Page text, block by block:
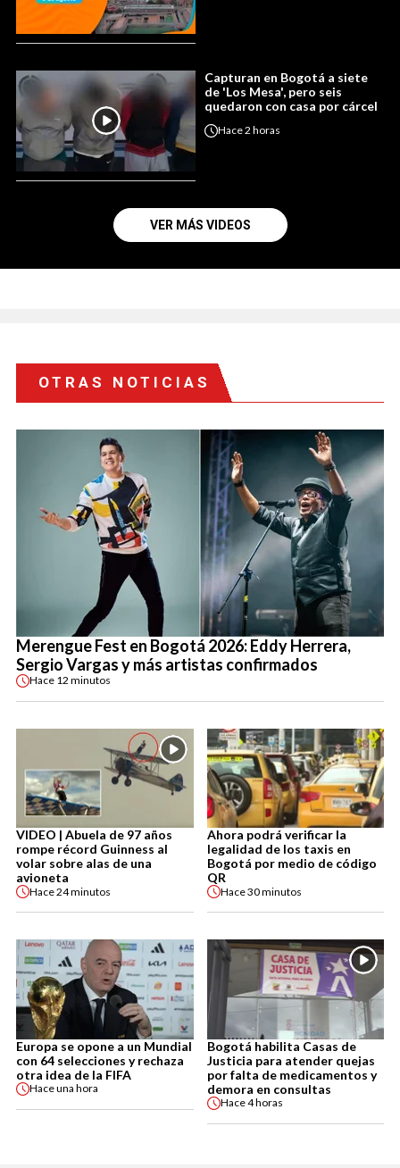
Capturan en Bogotá a siete
de 'Los Mesa', pero seis
quedaron con casa por cárcel
Hace2 horas
VER MÁS VIDEOS
OTRAS NOTICIAS
Merengue Fest en Bogotá 2026: Eddy Herrera,
Sergio Vargas y más artistas confirmados
Hace 12 minutos
VIDEO | Abuela de 97 años
rompe récord Guinness al
volar sobre alas de una
avioneta
Hace24 minutos
Ahora podrá verificar la
legalidad de los taxis en
Bogotá por medio de código
QR
Hace30 minutos
Europa se opone a un Mundial
con 64 selecciones y rechaza
otra idea de la FIFA
Haceuna hora
Bogotá habilita Casas de
Justicia para atender quejas
por falta de medicamentos y
demora en consultas
Hace4 horas